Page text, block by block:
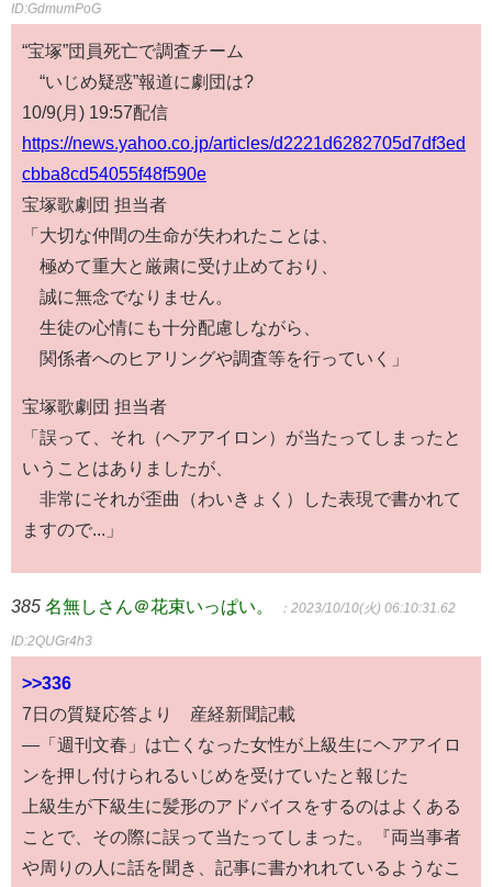
ID:GdmumPoG
“宝塚”団員死亡で調査チーム
“いじめ疑惑”報道に劇団は?
10/9(月) 19:57配信
https://news.yahoo.co.jp/articles/d2221d6282705d7df3ed
cbba8cd54055f48f590e
宝塚歌劇団 担当者
「大切な仲間の生命が失われたことは、
極めて重大と厳粛に受け止めており、
誠に無念でなりません。
生徒の心情にも十分配慮しながら、
関係者へのヒアリングや調査等を行っていく」
宝塚歌劇団 担当者
「誤って、それ（ヘアアイロン）が当たってしまったと
いうことはありましたが、
非常にそれが歪曲（わいきょく）した表現で書かれて
ますので...」
385 名無しさん＠花束いっぱい。 ：2023/10/10(火) 06:10:31.62
ID:2QUGr4h3
>>336
7日の質疑応答より 産経新聞記載
―「週刊文春」は亡くなった女性が上級生にヘアアイロ
ンを押し付けられるいじめを受けていたと報じた
上級生が下級生に髪形のアドバイスをするのはよくある
ことで、その際に誤って当たってしまった。『両当事者
や周りの人に話を聞き、記事に書かれれているようなこ